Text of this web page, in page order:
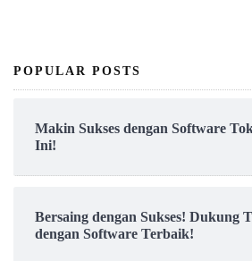
POPULAR POSTS
Makin Sukses dengan Software
Ini!
Bersaing dengan Sukses! Dukung
dengan Software Terbaik!